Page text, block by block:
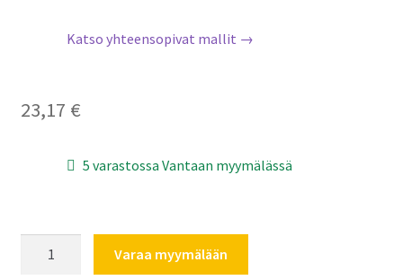
Katso yhteensopivat mallit →
23,17 €
5 varastossa Vantaan myymälässä
Varaa myymälään